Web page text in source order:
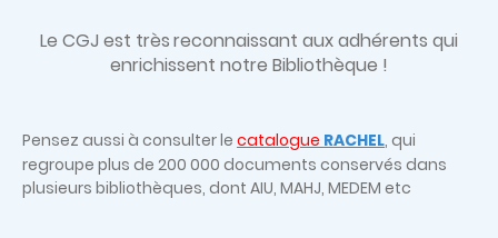
Le CGJ est trèsreconnaissant aux adhérents qui
enrichissent notre Bibliothèque !
Pensez aussi à consulter le catalogue RACHEL, qui
regroupe plus de 200 000 documents conservés dans
plusieurs bibliothèques, dont AIU, MAHJ, MEDEM etc